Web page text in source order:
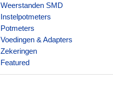
Weerstanden SMD
Instelpotmeters
Potmeters
Voedingen & Adapters
Zekeringen
Featured